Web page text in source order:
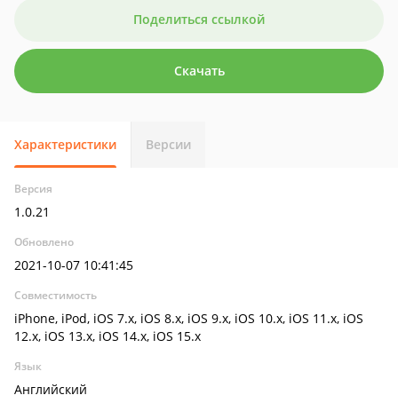
Поделиться ссылкой
Скачать
Характеристики Версии
Версия
1.0.21
Обновлено
2021-10-07 10:41:45
Совместимость
iPhone, iPod, iOS 7.x, iOS 8.x, iOS 9.x, iOS 10.x, iOS 11.x, iOS
12.x, iOS 13.x, iOS 14.x, iOS 15.x
Язык
Английский